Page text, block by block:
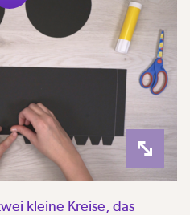
kleine Kreise, das